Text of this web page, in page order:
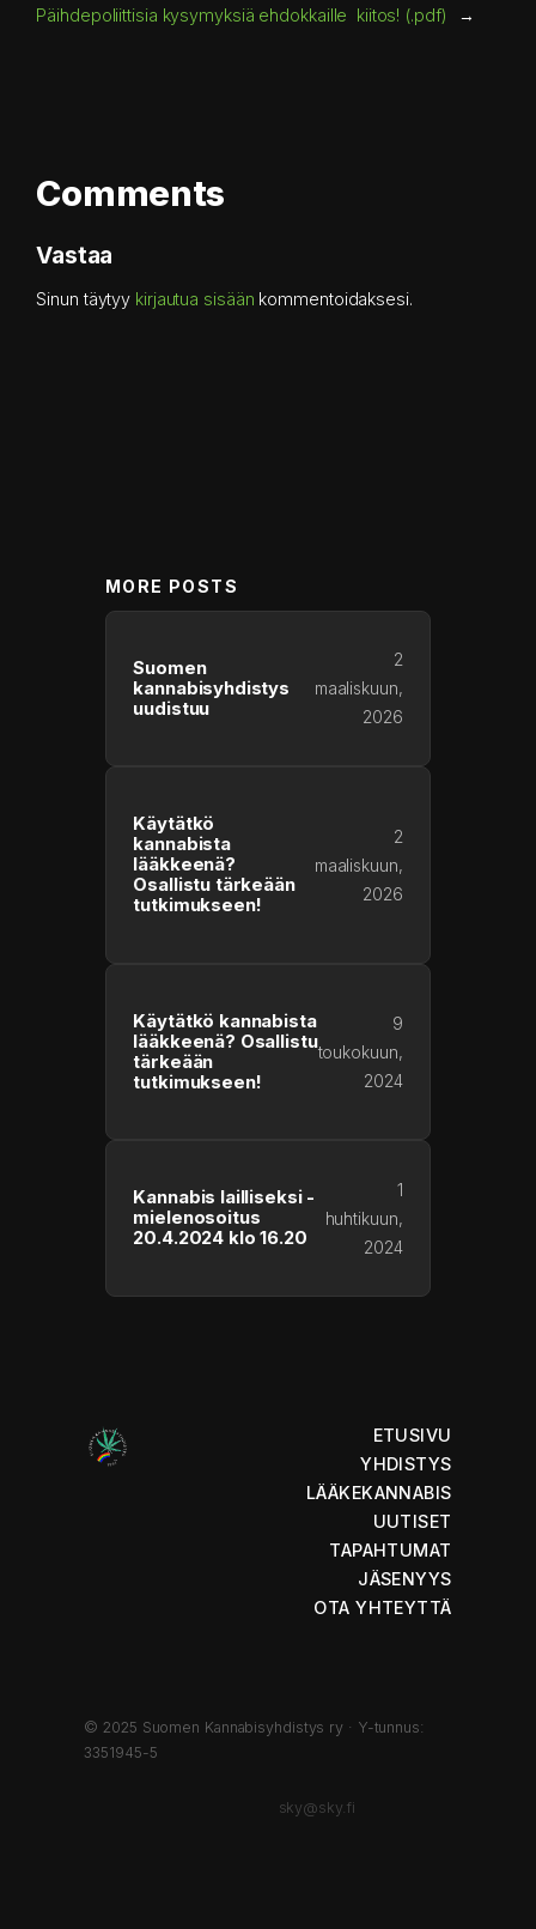
Päihdepoliittisia kysymyksiä ehdokkaille kiitos! (.pdf)
→
Comments
Vastaa
Sinun täytyy kirjautua sisään kommentoidaksesi.
MORE POSTS
Suomen
kannabisyhdistys
uudistuu
2
maaliskuun,
2026
Käytätkö
kannabista
lääkkeenä?
Osallistu tärkeään
tutkimukseen!
2
maaliskuun,
2026
Käytätkö kannabista
lääkkeenä? Osallistu
tärkeään
tutkimukseen!
9
toukokuun,
2024
Kannabis lailliseksi -
mielenosoitus
20.4.2024 klo 16.20
1
huhtikuun,
2024
ETUSIVU
YHDISTYS
LÄÄKEKANNABIS
UUTISET
TAPAHTUMAT
JÄSENYYS
OTA YHTEYTTÄ
© 2025 Suomen Kannabisyhdistys ry · Y-tunnus:
3351945-5
sky@sky.fi